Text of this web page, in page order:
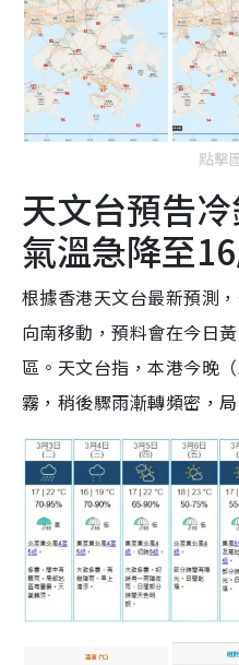
點擊
天文台預告
氣溫急降至
根據香港天文台最新預測
向南移動，預料會在今日
區。天文台指，本港今晚
霧，稍後驟雨漸轉頻密，